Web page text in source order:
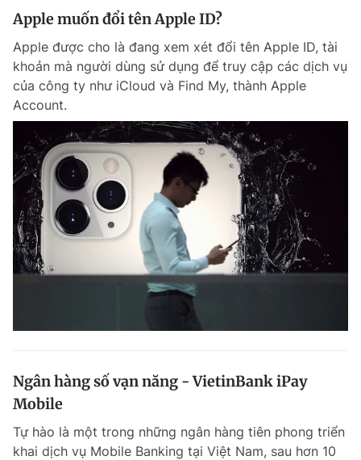
Apple muốn đổi tên Apple ID?
Apple được cho là đang xem xét đổi tên Apple ID, tài
khoản mà người dùng sử dụng để truy cập các dịch vụ
của công ty như iCloud và Find My, thành Apple
Account.
Ngân hàng số vạn năng - VietinBank iPay
Mobile
Tự hào là một trong những ngân hàng tiên phong triển
khai dịch vụ Mobile Banking tại Việt Nam, sau hơn 10